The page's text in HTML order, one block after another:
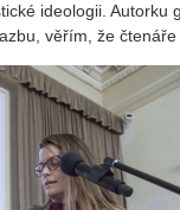
ideologii.
věřím, že